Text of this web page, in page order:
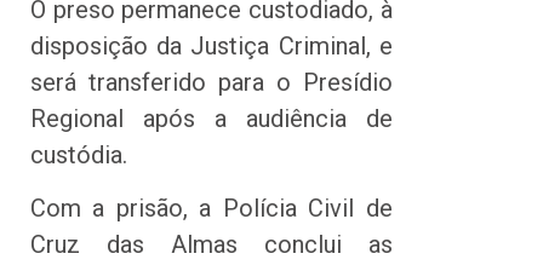
O preso permanece custodiado, à
disposição da Justiça Criminal, e
será transferido para o Presídio
Regional após a audiência de
custódia.
Com a prisão, a Polícia Civil de
Cruz das Almas conclui as